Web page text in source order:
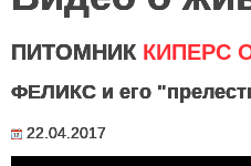
ПИТОМНИК КИПЕРС
ФЕЛИКС и его
22.04.2017